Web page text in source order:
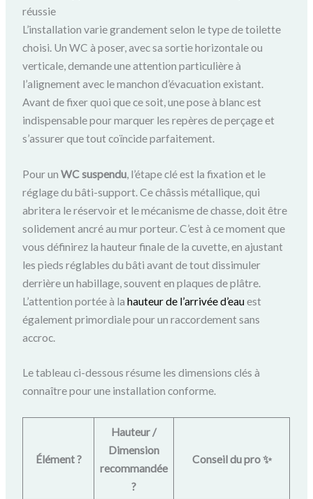
réussie
L’installation varie grandement selon le type de toilette
choisi. Un WC à poser, avec sa sortie horizontale ou
verticale, demande une attention particulière à
l’alignement avec le manchon d’évacuation existant.
Avant de fixer quoi que ce soit, une pose à blanc est
indispensable pour marquer les repères de perçage et
s’assurer que tout coïncide parfaitement.
Pour unWC suspendu , l’étape clé est la fixation et le
réglage du bâti-support. Ce châssis métallique, qui
abritera le réservoir et le mécanisme de chasse, doit être
solidement ancré au mur porteur. C’est à ce moment que
vous définirez la hauteur finale de la cuvette, en ajustant
les pieds réglables du bâti avant de tout dissimuler
derrière un habillage, souvent en plaques de plâtre.
L’attention portée à lahauteur de l’arrivée d’eauest
également primordiale pour un raccordement sans
accroc.
Le tableau ci-dessous résume les dimensions clés à
connaître pour une installation conforme.
Élément ?
Hauteur /
Dimension
recommandée
?
Conseil du pro ✨